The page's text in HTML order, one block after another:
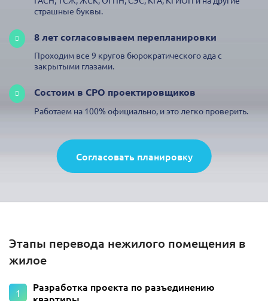
страшные буквы.
8 лет согласовываем перепланировки
Проходим все 9 кругов бюрократического ада с
закрытыми глазами.
Состоим в СРО проектировщиков
Работаем на 100% официально, и это легко проверить.
Согласовать планировку
Этапы перевода нежилого помещения в
жилое
Разработка проекта по разъединению